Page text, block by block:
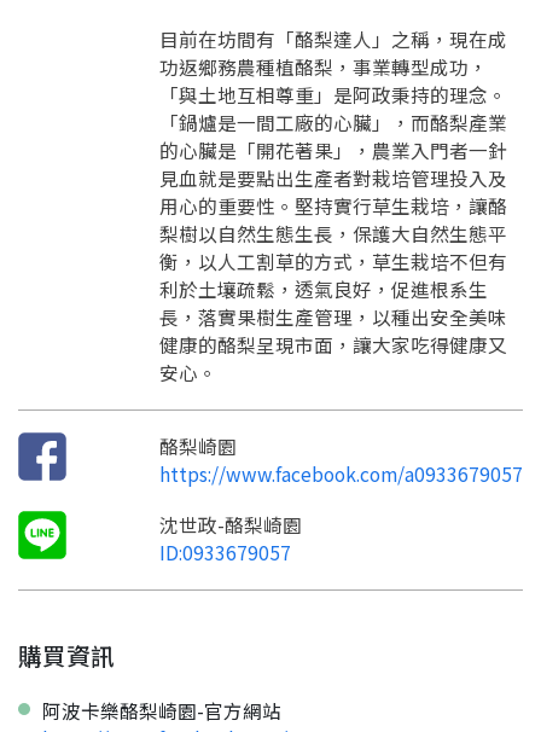
目前在坊間有「酪梨達人」之稱，現在成
功返鄉務農種植酪梨，事業轉型成功，
「與土地互相尊重」是阿政秉持的理念。
「鍋爐是一間工廠的心臟」，而酪梨產業
的心臟是「開花著果」，農業入門者一針
見血就是要點出生產者對栽培管理投入及
用心的重要性。堅持實行草生栽培，讓酪
梨樹以自然生態生長，保護大自然生態平
衡，以人工割草的方式，草生栽培不但有
利於土壤疏鬆，透氣良好，促進根系生
長，落實果樹生產管理，以種出安全美味
健康的酪梨呈現市面，讓大家吃得健康又
安心。
酪梨崎園
https://www.facebook.com/a0933679057
沈世政-酪梨崎園
ID:0933679057
購買資訊
阿波卡樂酪梨崎園-官方網站
要註冊嗎？
嗨~這個 LINE 帳號還沒有註冊過，
只要驗證手機號碼就能完成註冊。
您要繼續嗎？
返回 繼續註冊
請加入LINE好友
請掃描或點擊 QR code
加入「嘉義優鮮」LINE 好友，
才能繼續註冊喔。
點擊加入 LINE 好友
返回 繼續註冊
註冊完成
註冊完成了！
開始填寫申請資料吧~
訊息
確認
要申請新產品嗎？
您的申請資料正在等候審查中，
要申請新產品嗎？
查看申請進度
要看申請秘笈嗎？
想知道怎麼做更容易通過審核嗎？
看看申請教學吧！
點擊「直接申請」按鈕開始填寫申請表。
直接申請
返回首頁